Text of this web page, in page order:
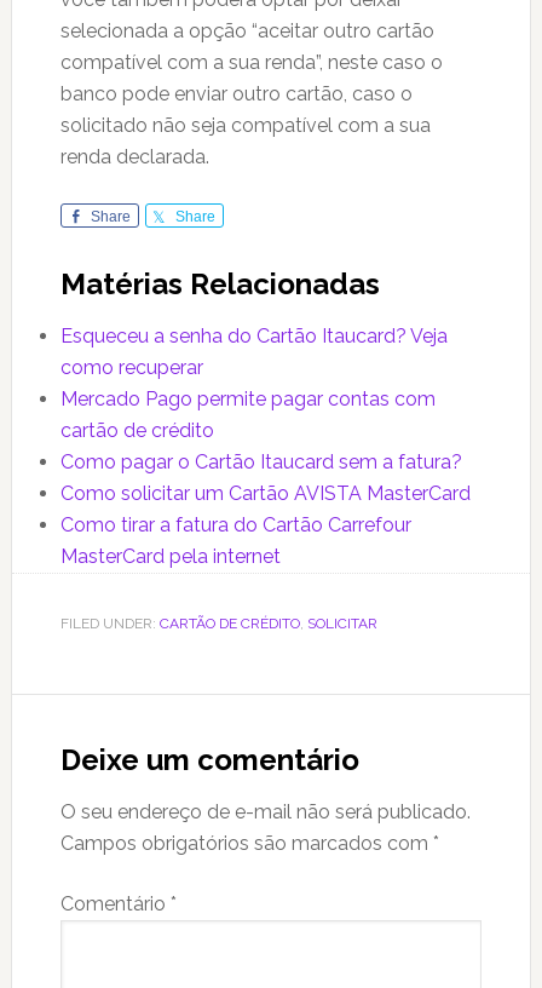
selecionada a opção “aceitar outro cartão
compatível com a sua renda”, neste caso o
banco pode enviar outro cartão, caso o
solicitado não seja compatível com a sua
renda declarada.
Share Share
Matérias Relacionadas
Esqueceu a senha do Cartão Itaucard? Veja
como recuperar
Mercado Pago permite pagar contas com
cartão de crédito
Como pagar o Cartão Itaucard sem a fatura?
Como solicitar um Cartão AVISTA MasterCard
Como tirar a fatura do Cartão Carrefour
MasterCard pela internet
FILED UNDER: CARTÃO DE CRÉDITO, SOLICITAR
Interactions
Deixe um comentário
O seu endereço de e-mail não será publicado.
Campos obrigatórios são marcados com *
Comentário *